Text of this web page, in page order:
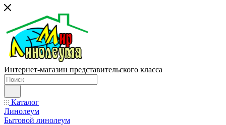
Интернет-магазин представительского класса
Каталог
Линолеум
Бытовой линолеум